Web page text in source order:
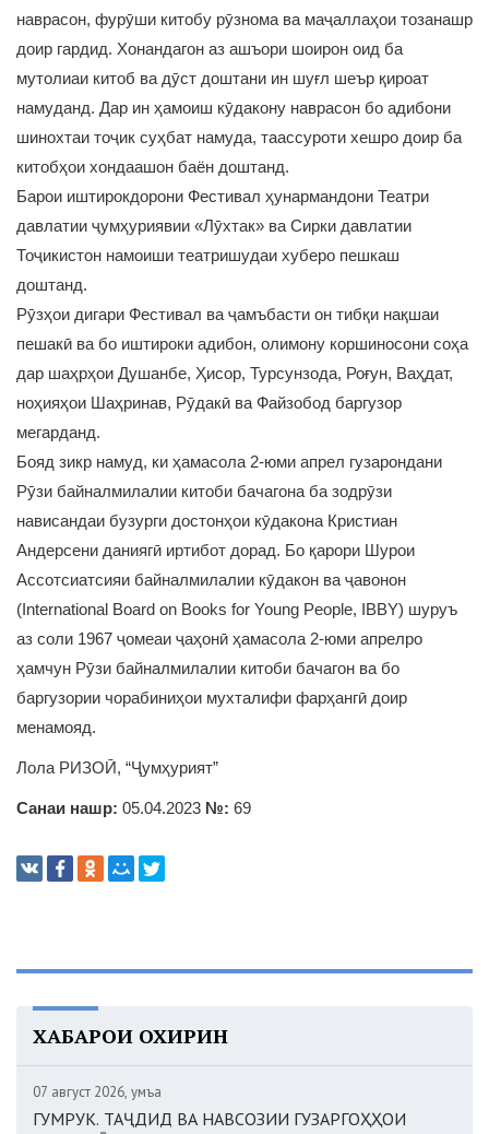
наврасон, фурӯши китобу рӯзнома ва маҷаллаҳои тозанашр
доир гардид. Хонандагон аз ашъори шоирон оид ба
мутолиаи китоб ва дӯст доштани ин шуғл шеър қироат
намуданд. Дар ин ҳамоиш кӯдакону наврасон бо адибони
шинохтаи тоҷик суҳбат намуда, таассуроти хешро доир ба
китобҳои хондаашон баён доштанд.
Барои иштирокдорони Фестивал ҳунармандони Театри
давлатии ҷумҳуриявии «Лӯхтак» ва Сирки давлатии
Тоҷикистон намоиши театришудаи хуберо пешкаш
доштанд.
Рӯзҳои дигари Фестивал ва ҷамъбасти он тибқи нақшаи
пешакӣ ва бо иштироки адибон, олимону коршиносони соҳа
дар шаҳрҳои Душанбе, Ҳисор, Турсунзода, Роғун, Ваҳдат,
ноҳияҳои Шаҳринав, Рӯдакӣ ва Файзобод баргузор
мегарданд.
Бояд зикр намуд, ки ҳамасола 2-юми апрел гузарондани
Рӯзи байналмилалии китоби бачагона ба зодрӯзи
нависандаи бузурги достонҳои кӯдакона Кристиан
Андерсени даниягӣ иртибот дорад. Бо қарори Шурои
Ассотсиатсияи байналмилалии кӯдакон ва ҷавонон
(International Board on Books for Young People, IBBY) шуруъ
аз соли 1967 ҷомеаи ҷаҳонӣ ҳамасола 2-юми апрелро
ҳамчун Рӯзи байналмилалии китоби бачагон ва бо
баргузории чорабиниҳои мухталифи фарҳангӣ доир
менамояд.
Лола РИЗОӢ, “Ҷумҳурият”
Санаи нашр: 05.04.2023 №: 69
ХАБАРҲОИ ОХИРИН
07 август 2026, Ҷумъа
ГУМРУК. ТАҶДИД ВА НАВСОЗИИ ГУЗАРГОҲҲОИ